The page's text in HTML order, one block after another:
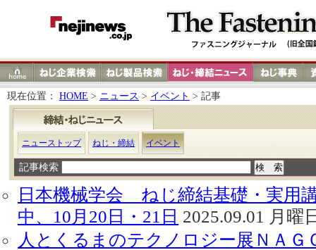
現在位置： HOME > ニュース > イベント > 記事
ニューストップ ねじ・締結 イベント
記事検索
日本機械学会 ねじ締結基礎・実用
中、10月20日・21日 2025.09.01 月曜
人とくるまのテクノロジー展ＮＡＧ